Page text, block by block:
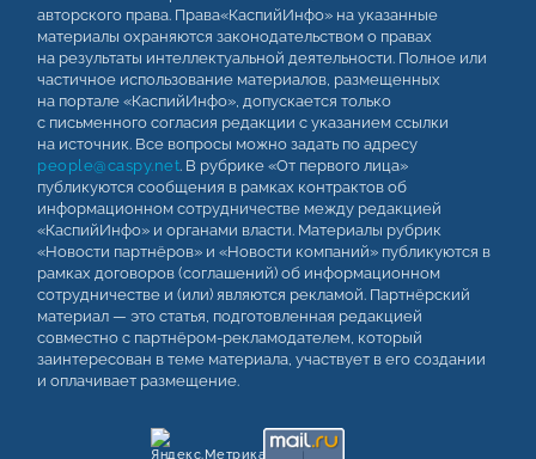
авторского права. Права«КаспийИнфо» на указанные
материалы охраняются законодательством о правах
на результаты интеллектуальной деятельности. Полное или
частичное использование материалов, размещенных
на портале «КаспийИнфо», допускается только
с письменного согласия редакции с указанием ссылки
на источник. Все вопросы можно задать по адресу
people@caspy.net. В рубрике «От первого лица»
публикуются сообщения в рамках контрактов об
информационном сотрудничестве между редакцией
«КаспийИнфо» и органами власти. Материалы рубрик
«Новости партнёров» и «Новости компаний» публикуются в
рамках договоров (соглашений) об информационном
сотрудничестве и (или) являются рекламой. Партнёрский
материал — это статья, подготовленная редакцией
совместно с партнёром-рекламодателем, который
заинтересован в теме материала, участвует в его создании
и оплачивает размещение.